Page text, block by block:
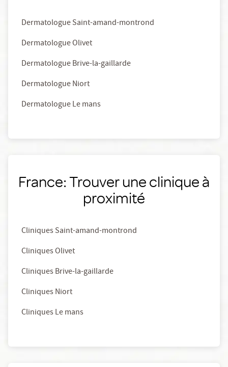
Dermatologue Saint-amand-montrond
Dermatologue Olivet
Dermatologue Brive-la-gaillarde
Dermatologue Niort
Dermatologue Le mans
France: Trouver une clinique à
proximité
Cliniques Saint-amand-montrond
Cliniques Olivet
Cliniques Brive-la-gaillarde
Cliniques Niort
Cliniques Le mans